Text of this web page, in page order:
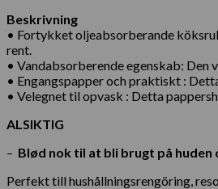
Beskrivning
• Fortykket oljeabsorberande
rent.
• Vandabsorberende egenskab:
• Engangspapper och praktiskt :
• Velegnet til opvask : Detta
ALSIKTIG
– Blød nok til at bli brugt på
Perfekt till hushållningsrengöring,